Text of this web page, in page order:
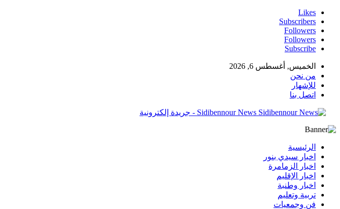
Likes
Subscribers
Followers
Followers
Subscribe
الخميس, أغسطس 6, 2026
من نحن
للإشهار
اتصل بنا
Sidibennour News - جريدة إلكترونية
الرئيسية
اخبار سيدي بنور
اخبار الزمامرة
اخبار الإقليم
اخبار وطنبة
تربية وتعليم
فن وجمعيات